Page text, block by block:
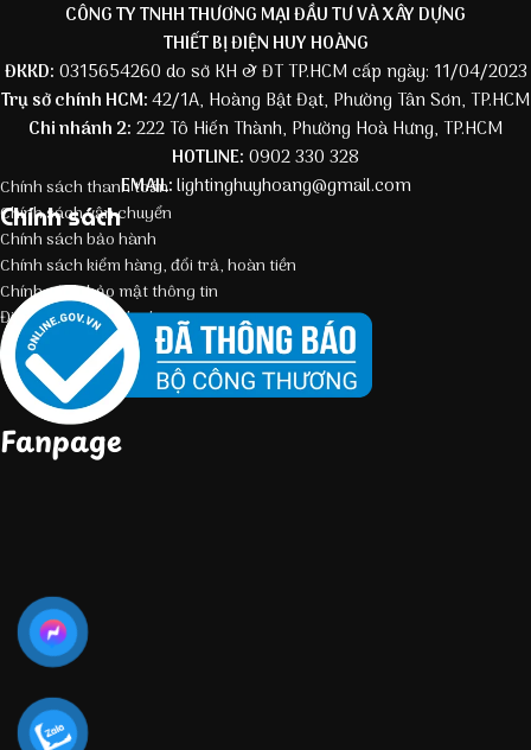
CÔNG TY TNHH THƯƠNG MẠI ĐẦU TƯ VÀ XÂY DỰNG
THIẾT BỊ ĐIỆN HUY HOÀNG
ĐKKD: 0315654260 do sở KH & ĐT TP.HCM cấp ngày: 11/04/2023
Trụ sở chính HCM:42/1A, Hoàng Bật Đạt, Phường Tân Sơn, TP.HCM
Chi nhánh 2: 222 Tô Hiến Thành, Phường Hoà Hưng, TP.HCM
HOTLINE: 0902 330 328
EMAIL:lightinghuyhoang@gmail.com
Chính sách
Chính sách thanh toán
Chính sách vận chuyển
Chính sách bảo hành
Chính sách kiểm hàng, đổi trả, hoàn tiền
Chính sách bảo mật thông tin
Điều kiện giao dịch chung
Fanpage